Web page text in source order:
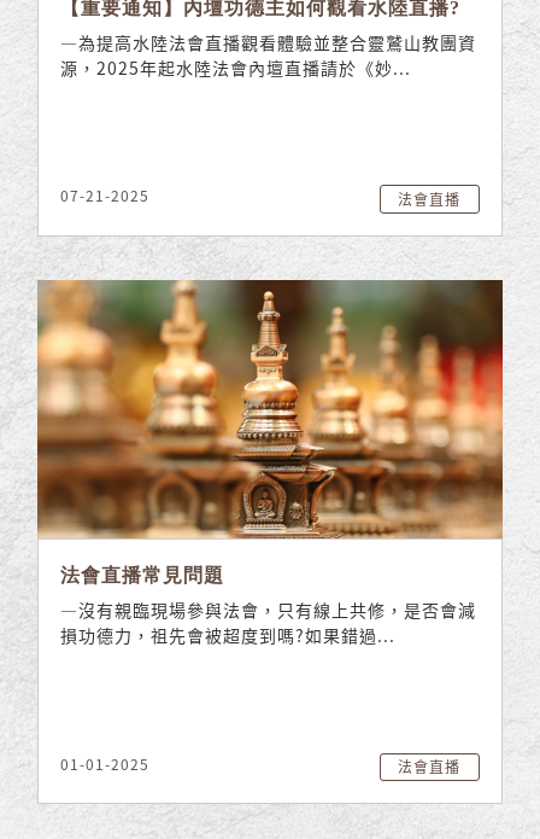
【重要通知】內壇功德主如何觀看水陸直播?
—為提高水陸法會直播觀看體驗並整合靈鷲山教團資
源，2025年起水陸法會內壇直播請於《妙...
07-21-2025 法會直播
法會直播常見問題
—沒有親臨現場參與法會，只有線上共修，是否會減
損功德力，祖先會被超度到嗎?如果錯過...
01-01-2025 法會直播